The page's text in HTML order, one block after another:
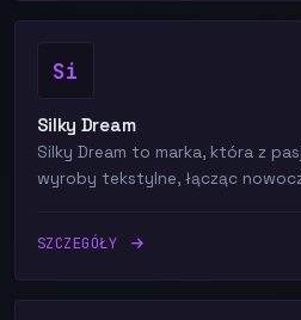
Si
Silky Dream
Silky Dream to marka, która z
wyroby tekstylne, łącząc
SZCZEGÓŁY